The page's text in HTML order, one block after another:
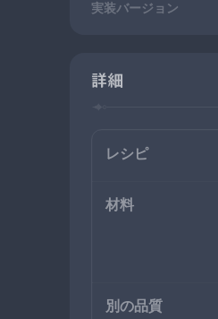
実装バージョン
詳細
レシピ
材料
別の品質